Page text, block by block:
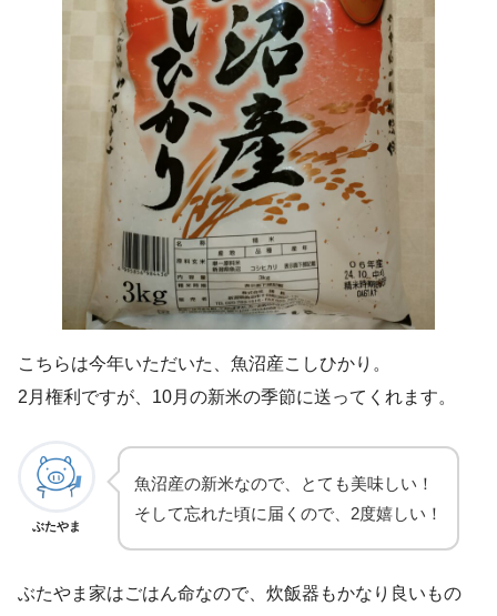
こちらは今年いただいた、魚沼産こしひかり。
2月権利ですが、10月の新米の季節に送ってくれます。
ぶたやま
魚沼産の新米なので、とても美味しい！
そして忘れた頃に届くので、2度嬉しい！
ぶたやま家はごはん命なので、炊飯器もかなり良いもの